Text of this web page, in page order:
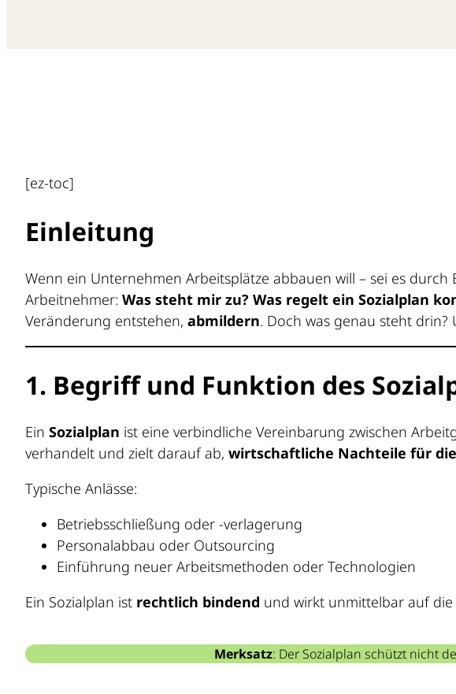
[ez-toc]
Einleitung
Wenn ein Unternehmen Arbeitsplätze abbauen will – sei es
Arbeitnehmer: Was steht mir zu? Was regelt ein Sozialplan
Veränderung entstehen, abmildern. Doch was genau steht drin?
1. Begriff und Funktion des
Ein Sozialplan ist eine verbindliche Vereinbarung zwischen
verhandelt und zielt darauf ab, wirtschaftliche Nachteile für
Typische Anlässe:
Betriebsschließung oder -verlagerung
Personalabbau oder Outsourcing
Einführung neuer Arbeitsmethoden oder Technologien
Ein Sozialplan ist rechtlich bindend und wirkt unmittelbar auf
Merksatz: Der Sozialplan schützt nicht